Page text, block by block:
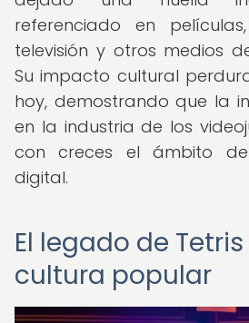
referenciado en
televisión y otros medios
Su impacto cultural
hoy, demostrando que la
en la industria de los
con creces el ámbito del
digital.
El legado de
cultura popular